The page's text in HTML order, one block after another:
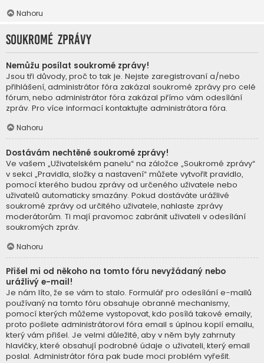
Nahoru
Soukromé zprávy
Nemůžu posílat soukromé zprávy!
Jsou tři důvody, proč to tak je. Nejste zaregistrovaní a/nebo
přihlášení, administrátor fóra zakázal soukromé zprávy pro celé
fórum, nebo administrátor fóra zakázal přímo vám odesílání
zpráv. Pro více informací kontaktujte administrátora fóra.
Nahoru
Dostávám nechtěné soukromé zprávy!
Ve vašem „Uživatelském panelu“ na záložce „Soukromé zprávy“
v sekci „Pravidla, složky a nastavení“ můžete vytvořit pravidlo,
pomocí kterého budou zprávy od určeného uživatele nebo
uživatelů automaticky smazány. Pokud dostáváte urážlivé
soukromé zprávy od určitého uživatele, nahlaste zprávy
moderátorům. Ti mají pravomoc zabránit uživateli v odesílání
soukromých zpráv.
Nahoru
Přišel mi od někoho na tomto fóru nevyžádaný nebo
urážlivý e-mail!
Je nám líto, že se vám to stalo. Formulář pro odesílání e-mailů
používaný na tomto fóru obsahuje obranné mechanismy,
pomocí kterých můžeme vystopovat, kdo posílá takové emaily,
proto pošlete administrátorovi fóra email s úplnou kopií emailu,
který vám přišel. Je velmi důležité, aby v něm byly zahrnuty
hlavičky, které obsahují podrobné údaje o uživateli, který email
poslal. Administrátor fóra pak bude moci problém vyřešit.